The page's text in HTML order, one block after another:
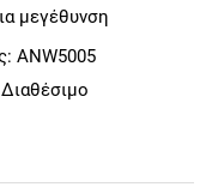
μεγέθυνση
ANW5005
Διαθέσιμο